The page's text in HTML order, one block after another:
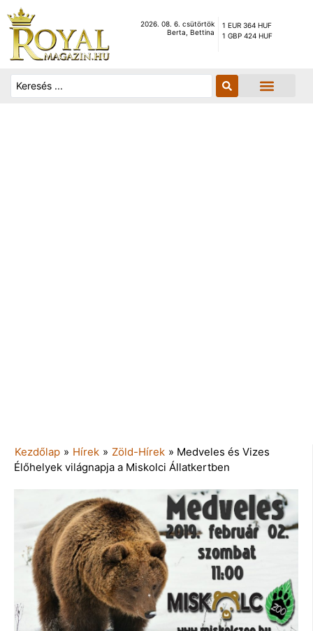
2026. 08. 6. csütörtök
Berta, Bettina
1 EUR 364 HUF
1 GBP 424 HUF
Kezdőlap » Hírek » Zöld-Hírek » Medveles és Vizes
Élőhelyek világnapja a Miskolci Állatkertben